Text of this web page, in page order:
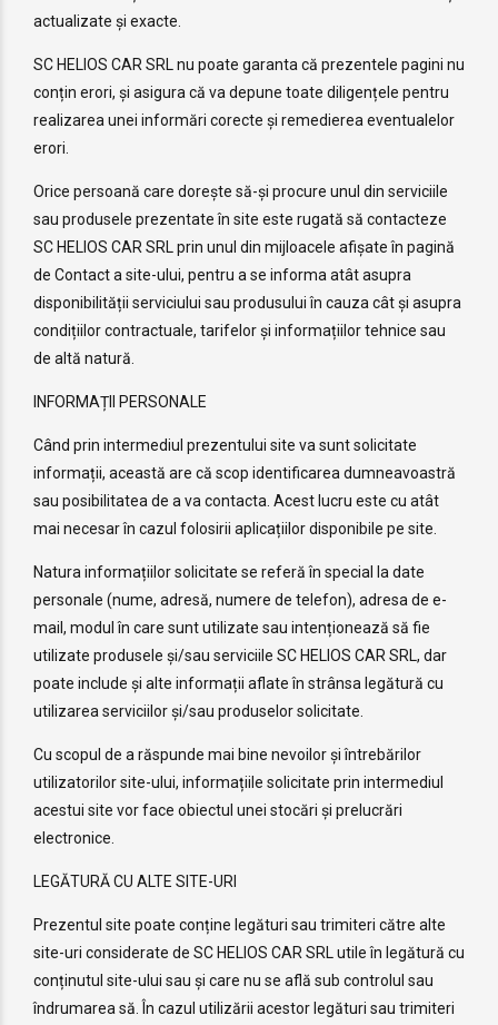
actualizate și exacte.
SC HELIOS CAR SRL nu poate garanta că prezentele pagini nu
conțin erori, și asigura că va depune toate diligențele pentru
realizarea unei informări corecte și remedierea eventualelor
erori.
Orice persoană care dorește să-și procure unul din serviciile
sau produsele prezentate în site este rugată să contacteze
SC HELIOS CAR SRL prin unul din mijloacele afișate în pagină
de Contact a site-ului, pentru a se informa atât asupra
disponibilității serviciului sau produsului în cauza cât și asupra
condițiilor contractuale, tarifelor și informațiilor tehnice sau
de altă natură.
INFORMAȚII PERSONALE
Când prin intermediul prezentului site va sunt solicitate
informații, această are că scop identificarea dumneavoastră
sau posibilitatea de a va contacta. Acest lucru este cu atât
mai necesar în cazul folosirii aplicațiilor disponibile pe site.
Natura informațiilor solicitate se referă în special la date
personale (nume, adresă, numere de telefon), adresa de e-
mail, modul în care sunt utilizate sau intenționează să fie
utilizate produsele și/sau serviciile SC HELIOS CAR SRL, dar
poate include și alte informații aflate în strânsa legătură cu
utilizarea serviciilor și/sau produselor solicitate.
Cu scopul de a răspunde mai bine nevoilor și întrebărilor
utilizatorilor site-ului, informațiile solicitate prin intermediul
acestui site vor face obiectul unei stocări și prelucrări
electronice.
LEGĂTURĂ CU ALTE SITE-URI
Prezentul site poate conține legături sau trimiteri către alte
site-uri considerate de SC HELIOS CAR SRL utile în legătură cu
conținutul site-ului sau și care nu se află sub controlul sau
îndrumarea să. În cazul utilizării acestor legături sau trimiteri